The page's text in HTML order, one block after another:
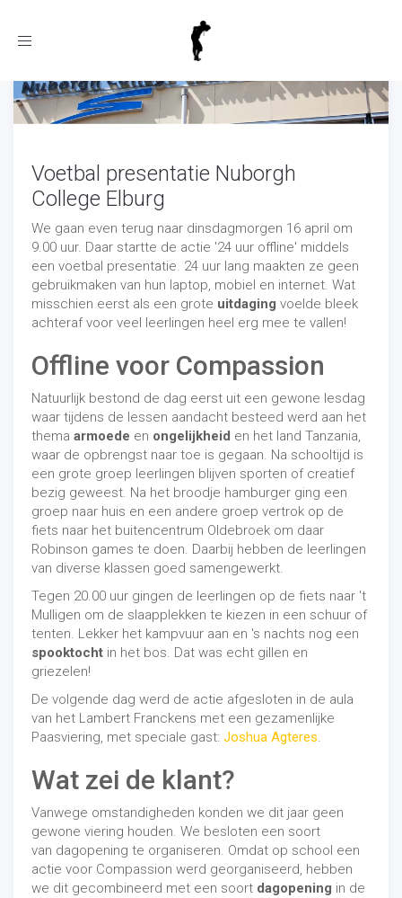
Toggle
Voetbal presentatie Nuborgh
College Elburg
We gaan even terug naar dinsdagmorgen 16 april om
9.00 uur. Daar startte de actie '24 uur offline' middels
een voetbal presentatie. 24 uur lang maakten ze geen
gebruikmaken van hun laptop, mobiel en internet. Wat
misschien eerst als een grote uitdaging voelde bleek
achteraf voor veel leerlingen heel erg mee te vallen!
Offline voor Compassion
Natuurlijk bestond de dag eerst uit een gewone lesdag
waar tijdens de lessen aandacht besteed werd aan het
thema armoede en ongelijkheid en het land Tanzania,
waar de opbrengst naar toe is gegaan. Na schooltijd is
een grote groep leerlingen blijven sporten of creatief
bezig geweest. Na het broodje hamburger ging een
groep naar huis en een andere groep vertrok op de
fiets naar het buitencentrum Oldebroek om daar
Robinson games te doen. Daarbij hebben de leerlingen
van diverse klassen goed samengewerkt.
Tegen 20.00 uur gingen de leerlingen op de fiets naar 't
Mulligen om de slaapplekken te kiezen in een schuur of
tenten. Lekker het kampvuur aan en 's nachts nog een
spooktocht in het bos. Dat was echt gillen en
griezelen!
De volgende dag werd de actie afgesloten in de aula
van het Lambert Franckens met een gezamenlijke
Paasviering, met speciale gast: Joshua Agteres.
Wat zei de klant?
Vanwege omstandigheden konden we dit jaar geen
gewone viering houden. We besloten een soort
van dagopening te organiseren. Omdat op school een
actie voor Compassion werd georganiseerd, hebben
we dit gecombineerd met een soort dagopening in de